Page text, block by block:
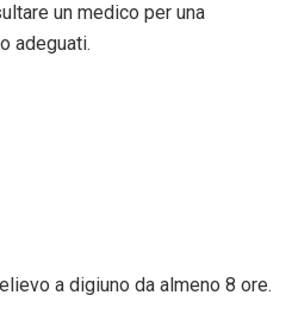
un medico per una
adeguati.
a digiuno da almeno 8 ore.